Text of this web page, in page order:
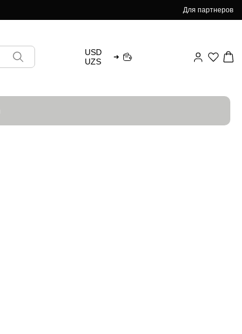
Для партнеров
USD
UZS
➜